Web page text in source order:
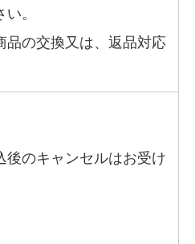
。
品の交換又は、返品対応
後のキャンセルはお受け